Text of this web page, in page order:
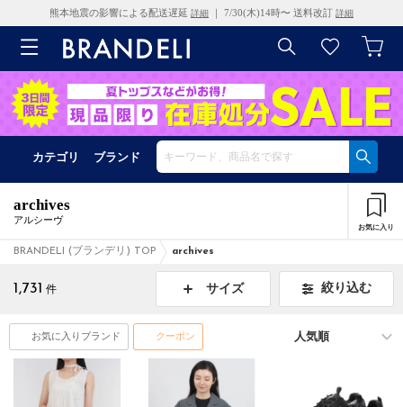
熊本地震の影響による配送遅延 詳細 ｜ 7/30(木)14時〜 送料改訂 詳細
カテゴリ ブランド
archives
アルシーヴ
お気に入り
BRANDELI (ブランデリ) TOP archives
1,731 件 サイズ 絞り込む
お気に入りブランド クーポン